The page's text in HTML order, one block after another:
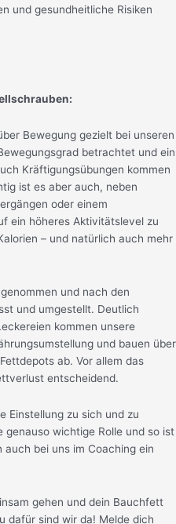
und gesundheitliche Risiken
Bewegung gezielt bei unseren
betrachtet und ein
Kräftigungsübungen kommen
ist es aber auch, neben
oder einem
ein höheres Aktivitätslevel zu
– und natürlich auch mehr
und nach den
und umgestellt. Deutlich
kommen unsere
und bauen über
ab. Vor allem das
entscheidend.
Einstellung zu sich und zu
genauso wichtige Rolle und so ist
bei uns im Coaching ein
gehen und dein Bauchfett
dafür sind wir da! Melde dich